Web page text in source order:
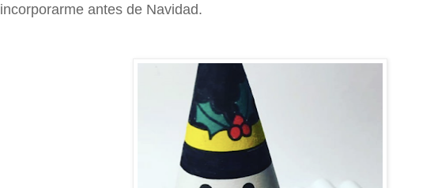
incorporarme antes de Navidad.